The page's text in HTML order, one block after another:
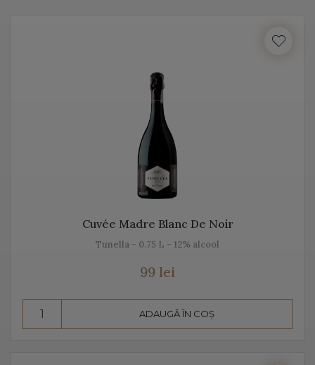
hectare de viță de vie, fiind unul dintre cei mai mari
producători de vin italian din lume. Acest vin italian
ajunge în întreaga lume și îi bucură pe cei ce îi cunosc
istoria, tradiția, modul de preparare, dar și pe cel de
Diversitatea etichetelor de vin de pe Vino Italia este
numeroasă și asta pentru că ne dorim să aducem Italia
dar și în întreaga lume. Vino Italia aduce Prosecco la
tine acasă, chiar din regiunea unde este fabricat și asta
Cuvée Madre Blanc De Noir
Tunella - 0.75 L - 12% alcool
99 lei
ADAUGĂ ÎN COȘ